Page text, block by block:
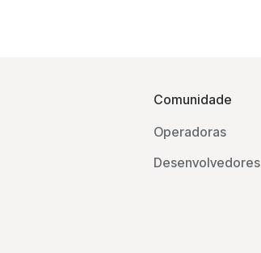
Comunidade
Operadoras
Desenvolvedores